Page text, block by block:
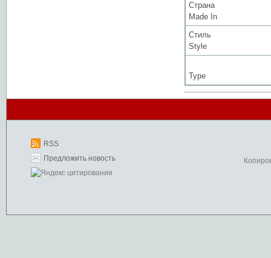
Страна
Made In
Стиль
Style
Type
RSS
Предложить новость